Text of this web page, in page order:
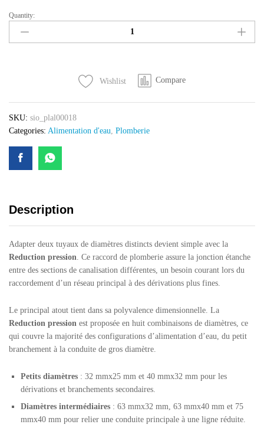
Reduction
pression
quantity
Quantity:
Wishlist Compare
SKU: sio_plal00018
Categories: Alimentation d'eau, Plomberie
Description
Adapter deux tuyaux de diamètres distincts devient simple avec la
Reduction pression. Ce raccord de plomberie assure la jonction étanche
entre des sections de canalisation différentes, un besoin courant lors du
raccordement d’un réseau principal à des dérivations plus fines.
Le principal atout tient dans sa polyvalence dimensionnelle. La
Reduction pression est proposée en huit combinaisons de diamètres, ce
qui couvre la majorité des configurations d’alimentation d’eau, du petit
branchement à la conduite de gros diamètre.
Petits diamètres : 32 mmx25 mm et 40 mmx32 mm pour les
dérivations et branchements secondaires.
Diamètres intermédiaires : 63 mmx32 mm, 63 mmx40 mm et 75
mmx40 mm pour relier une conduite principale à une ligne réduite.